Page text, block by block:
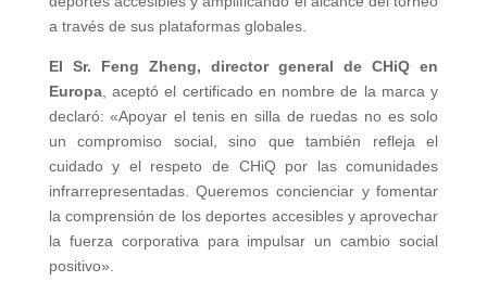
a través de sus plataformas globales.
El Sr. Feng Zheng, director general de CHiQ en
Europa, aceptó el certificado en nombre de la marca y
declaró: «Apoyar el tenis en silla de ruedas no es solo
un compromiso social, sino que también refleja el
cuidado y el respeto de CHiQ por las comunidades
infrarrepresentadas. Queremos concienciar y fomentar
la comprensión de los deportes accesibles y aprovechar
la fuerza corporativa para impulsar un cambio social
positivo».